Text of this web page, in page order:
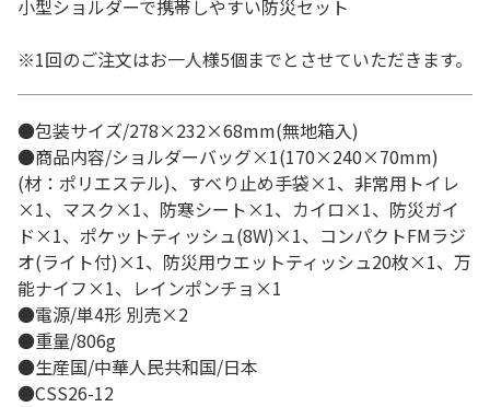
小型ショルダーで携帯しやすい防災セット
※1回のご注文はお一人様5個までとさせていただきます。
●包装サイズ/278×232×68mm(無地箱入)
●商品内容/ショルダーバッグ×1(170×240×70mm)
(材：ポリエステル)、すべり止め手袋×1、非常用トイレ
×1、マスク×1、防寒シート×1、カイロ×1、防災ガイ
ド×1、ポケットティッシュ(8W)×1、コンパクトFMラジ
オ(ライト付)×1、防災用ウエットティッシュ20枚×1、万
能ナイフ×1、レインポンチョ×1
●電源/単4形 別売×2
●重量/806g
●生産国/中華人民共和国/日本
●CSS26-12